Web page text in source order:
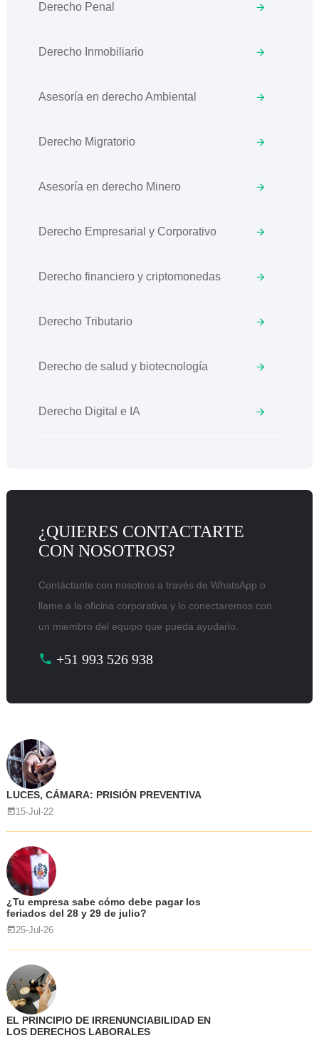
Derecho Penal
Derecho Inmobiliario
Asesoría en derecho Ambiental
Derecho Migratorio
Asesoría en derecho Minero
Derecho Empresarial y Corporativo
Derecho financiero y criptomonedas
Derecho Tributario
Derecho de salud y biotecnología
Derecho Digital e IA
¿QUIERES CONTACTARTE
CON NOSOTROS?
Contáctante con nosotros a través de WhatsApp o
llame a la oficina corporativa y lo conectaremos con
un miembro del equipo que pueda ayudarlo.
+51 993 526 938
LUCES, CÁMARA: PRISIÓN PREVENTIVA
15-Jul-22
¿Tu empresa sabe cómo debe pagar los
feriados del 28 y 29 de julio?
25-Jul-26
EL PRINCIPIO DE IRRENUNCIABILIDAD EN
LOS DERECHOS LABORALES